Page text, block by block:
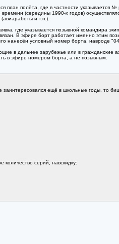
план полёта, где в частности
(середины 1990-х годов)
и т.п.).
где указывается позывной командира
В эфире борт работает именно этим
нанесён условный номер борта, навроде
в дальнее зарубежье или в
в эфире номером борта, а не позывным.
ещё в школьные годы, то
серий, навскидку: